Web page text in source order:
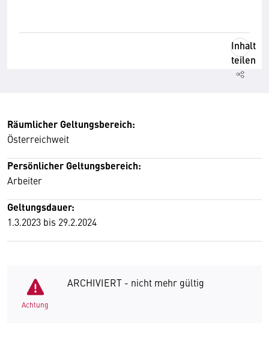
Inhalt
teilen
Räumlicher Geltungsbereich:
Österreichweit
Persönlicher Geltungsbereich:
Arbeiter
Geltungsdauer:
1.3.2023 bis 29.2.2024
Achtung
ARCHIVIERT - nicht mehr gültig